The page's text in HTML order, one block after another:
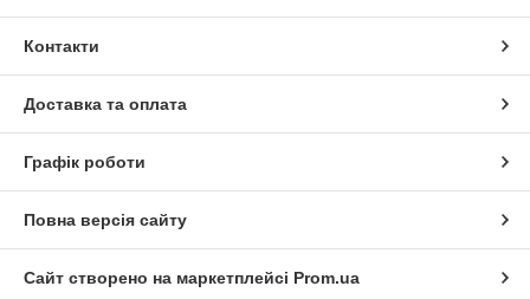
Контакти
Доставка та оплата
Графік роботи
Повна версія сайту
Сайт створено на маркетплейсі Prom.ua